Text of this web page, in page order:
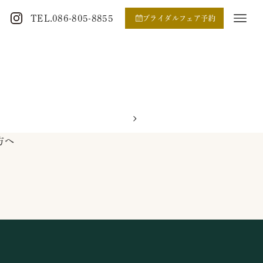
TEL.086-805-8855 ブライダルフェア予約
へ